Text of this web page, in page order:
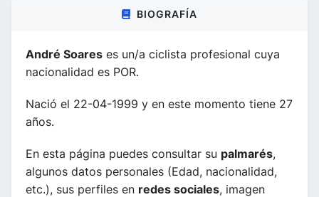
BIOGRAFÍA
André Soares es un/a ciclista profesional cuya
nacionalidad es POR.
Nació el 22-04-1999 y en este momento tiene 27
años.
En esta página puedes consultar su palmarés,
algunos datos personales (Edad, nacionalidad,
etc.), sus perfiles en redes sociales, imagen